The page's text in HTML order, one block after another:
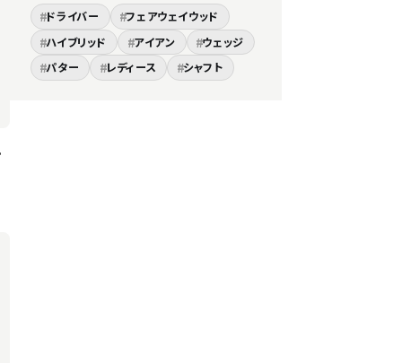
#ドライバー #フェアウェイウッド
#ハイブリッド #アイアン #ウェッジ
#パター #レディース #シャフト